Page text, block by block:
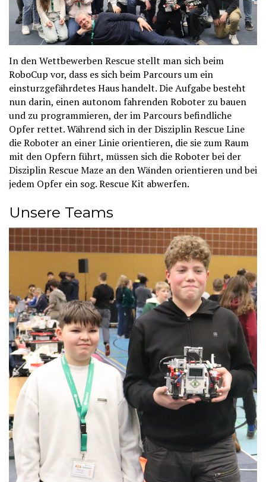
In den Wettbewerben Rescue stellt man sich beim
RoboCup vor, dass es sich beim Parcours um ein
einsturzgefährdetes Haus handelt. Die Aufgabe besteht
nun darin, einen autonom fahrenden Roboter zu bauen
und zu programmieren, der im Parcours befindliche
Opfer rettet. Während sich in der Disziplin Rescue Line
die Roboter an einer Linie orientieren, die sie zum Raum
mit den Opfern führt, müssen sich die Roboter bei der
Disziplin Rescue Maze an den Wänden orientieren und bei
jedem Opfer ein sog. Rescue Kit abwerfen.
Unsere Teams